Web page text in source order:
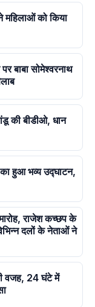
महिलाओं को किया
बाबा सोमेश्वरनाथ
की बीडीओ, धान
हुआ भव्य उद्घाटन,
राजेश कच्छप के
दलों के नेताओं ने
वजह, 24 घंटे में